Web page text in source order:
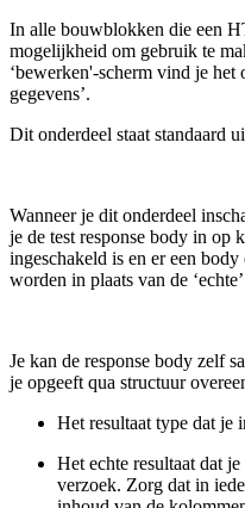
In alle bouwblokken die een
mogelijkheid om gebruik te
‘bewerken'-scherm vind je
gegevens’.
Dit onderdeel staat standaard
Wanneer je dit onderdeel
je de test response body in op
ingeschakeld is en er een
worden in plaats van de
Je kan de response body zelf
je opgeeft qua structuur
Het resultaat type dat je
Het echte resultaat dat
verzoek. Zorg dat in